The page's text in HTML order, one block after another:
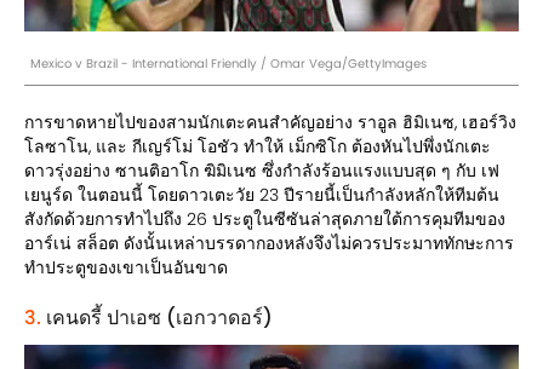
Mexico v Brazil - International Friendly / Omar Vega/GettyImages
การขาดหายไปของสามนักเตะคนสำคัญอย่าง ราอูล ฮิมิเนซ, เฮอร์วิง
โลซาโน, และ กีเญร์โม่ โอชัว ทำให้ เม็กซิโก ต้องหันไปพึ่งนักเตะ
ดาวรุ่งอย่าง ซานติอาโก ฆิมิเนซ ซึ่งกำลังร้อนแรงแบบสุด ๆ กับ เฟ
เยนูร์ด ในตอนนี้ โดยดาวเตะวัย 23 ปีรายนี้เป็นกำลังหลักให้ทีมต้น
สังกัดด้วยการทำไปถึง 26 ประตูในซีซันล่าสุดภายใต้การคุมทีมของ
อาร์เน่ สล็อต ดังนั้นเหล่าบรรดากองหลังจึงไม่ควรประมาททักษะการ
ทำประตูของเขาเป็นอันขาด
3. เคนดรี้ ปาเอซ (เอกวาดอร์)